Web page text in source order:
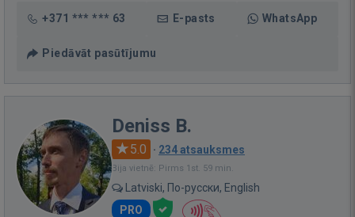
+371 *** *** 63 E-pasts WhatsApp
Piedāvāt pasūtījumu
Deniss B.
5.0 · 234 atsauksmes
Bija vietnē: Pirms 1st. 59 min.
Latviski, По-русски, English
PRO